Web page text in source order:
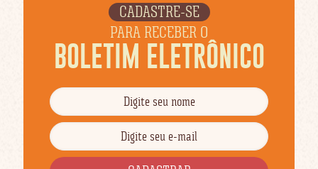
CADASTRE-SE
PARA RECEBER O
BOLETIM ELETRÔNICO